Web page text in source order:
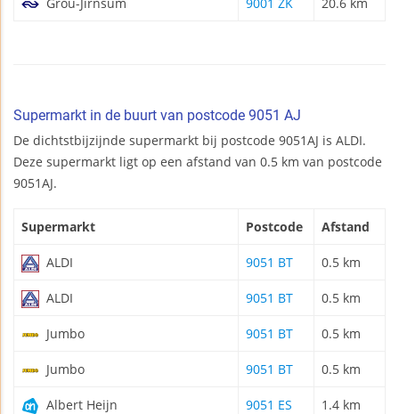
Supermarkt in de buurt van postcode 9051 AJ
De dichtstbijzijnde supermarkt bij postcode 9051AJ is ALDI.
Deze supermarkt ligt op een afstand van 0.5 km van postcode
9051AJ.
Supermarkt Postcode Afstand
ALDI 9051 BT 0.5 km
ALDI 9051 BT 0.5 km
Jumbo 9051 BT 0.5 km
Jumbo 9051 BT 0.5 km
Albert Heijn 9051 ES 1.4 km